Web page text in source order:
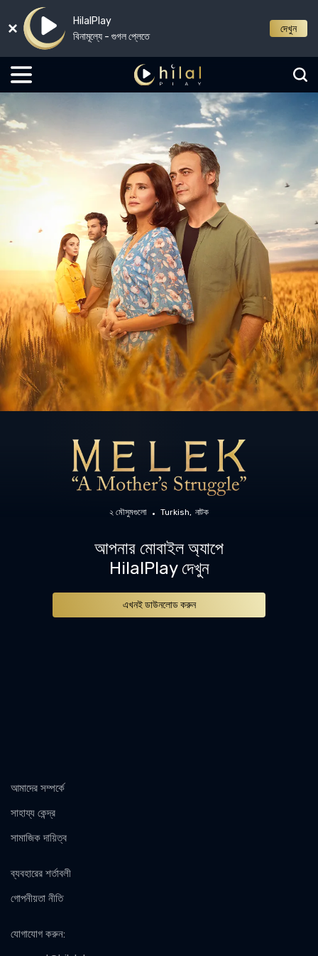
HilalPlay
বিনামূল্যে - গুগল প্লেতে
দেখুন
২ মৌসুমগুলো Turkish নাটক
আপনার মোবাইল অ্যাপে
HilalPlay দেখুন
এখনই ডাউনলোড করুন
আমাদের সম্পর্কে
সাহায্য কেন্দ্র
সামাজিক দায়িত্ব
ব্যবহারের শর্তাবলী
গোপনীয়তা নীতি
যোগাযোগ করুন: